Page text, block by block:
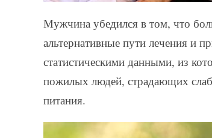
Мужчина убедился в том, что
альтернативные пути лечения и
статистическими данными, из
пожилых людей, страдающих
питания.